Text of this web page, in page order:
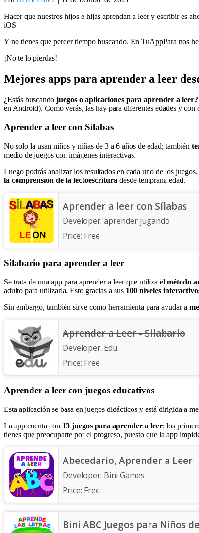
Hacer que nuestros hijos e hijas aprendan a leer y escribir es
iOS.
Y no tienes que perder tiempo buscando. En TuAppPara nos
¡No te lo pierdas!
Mejores apps para aprender a leer
¿Estás buscando juegos o aplicaciones para aprender a leer?
en Android). Como verás, las hay para diferentes edades y
Aprender a leer con Sílabas
No solo la usan niños y niñas de 3 a 6 años de edad; también
medio de juegos con imágenes interactivas.
Luego podrás analizar los resultados en cada uno de los
la comprensión de la lectoescritura desde temprana edad.
Aprender a leer con Sílabas
Developer: aprender jugando
Price: Free
Silabario para aprender a leer
Se trata de una app para aprender a leer que utiliza el método
adulto para utilizarla. Esto gracias a sus 100 niveles
Sin embargo, también sirve como herramienta para ayudar a
Aprender a Leer - Silabario
Developer: Edu
Price: Free
Aprender a leer con juegos educativos
Esta aplicación se basa en juegos didácticos y está dirigida a
La app cuenta con 13 juegos para aprender a leer: los
tienes que preocuparte por el progreso, puesto que la app
Abecedario, Aprender a Leer
Developer: Bini Games
Price: Free
Bini ABC Juegos para Niños de